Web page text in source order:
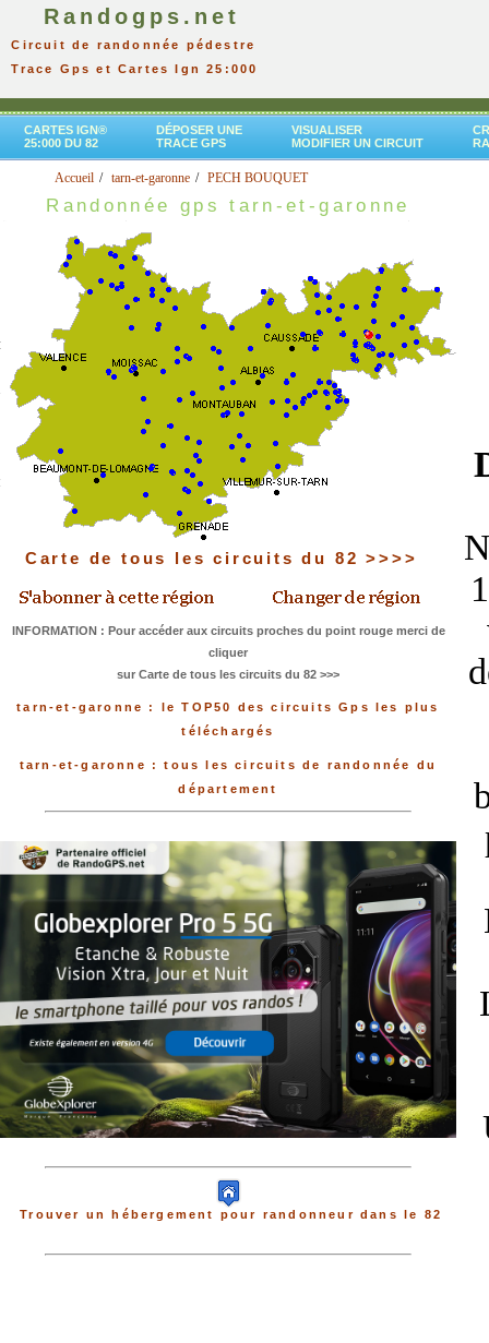
Randogps.net
Circuit de randonnée pédestre
Trace Gps et Cartes Ign 25:000
CARTES IGN®
25:000 DU 82
DÉPOSER UNE
TRACE GPS
VISUALISER
MODIFIER UN CIRCUIT
Accueil tarn-et-garonne PECH BOUQUET
Randonnée gps tarn-et-garonne
Carte de tous les circuits du 82 >>>>
INFORMATION : Pour accéder aux circuits proches du point rouge merci de
cliquer
sur Carte de tous les circuits du 82 >>>
tarn-et-garonne : le TOP50 des circuits Gps les plus
téléchargés
tarn-et-garonne : tous les circuits de randonnée du
département
Trouver un hébergement pour randonneur dans le 82